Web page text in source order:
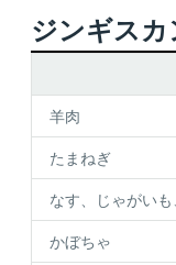
ジンギスカ
羊肉
たまねぎ
なす、じゃがい
かぼちゃ